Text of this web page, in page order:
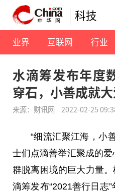
科技
业界 互联网 行业
水滴筹发布年度
穿石，小善成就
来源：财讯网 2022-02-25
“细流汇聚江海，小
士们点滴善举汇聚成的
群脱离困境的巨大力量
滴筹发布“2021善行日志